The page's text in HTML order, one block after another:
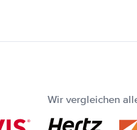
Wir vergleichen